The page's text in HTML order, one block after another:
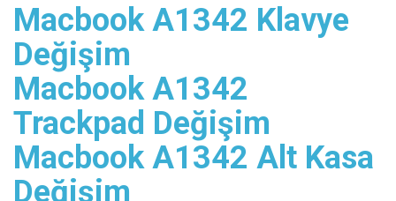
Macbook A1342 Klavye
Değişim
Macbook A1342
Trackpad Değişim
Macbook A1342 Alt Kasa
Değişim